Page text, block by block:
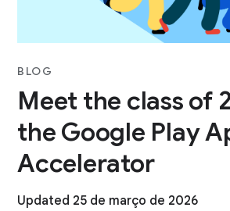
BLOG
Meet the class of
the Google Play
Accelerator
Updated 25 de março de 2026